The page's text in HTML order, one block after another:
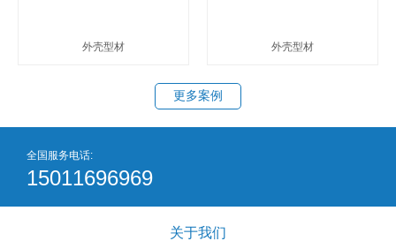
外壳型材 外壳型材
更多案例
全国服务电话:
15011696969
关于我们